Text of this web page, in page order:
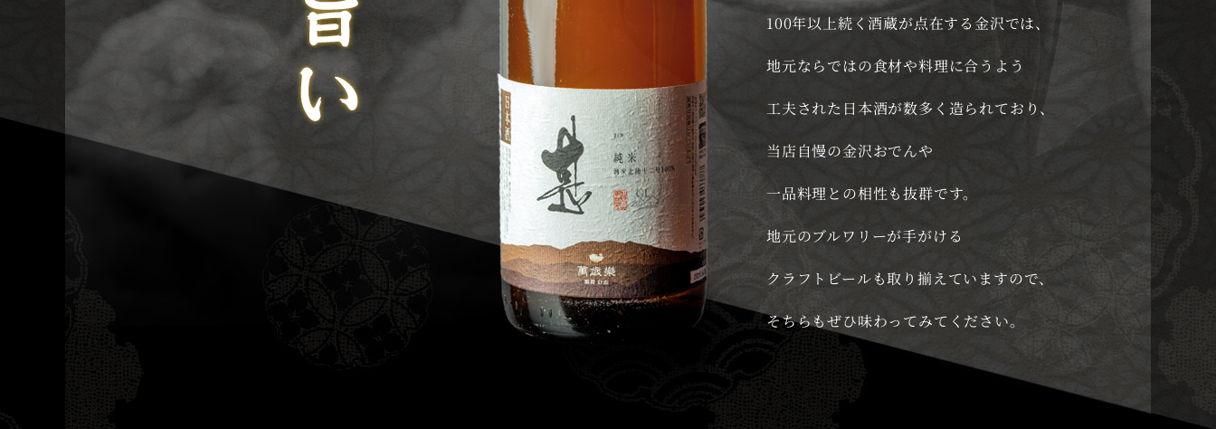
100年以上続く酒蔵が点在する金沢では、
地元ならではの食材や料理に合うよう
工夫された日本酒が数多く造られており、
当店自慢の金沢おでんや
一品料理との相性も抜群です。
地元のブルワリーが手がける
クラフトビールも取り揃えていますので、
そちらもぜひ味わってみてください。